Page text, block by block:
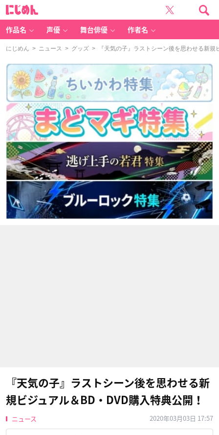
作品名 声優 舞台俳優 作者名
にじめん > ニュース > グッズ > 『天気の子』ラストシーン後を思わせる新規
『天気の子』ラストシーン後を思わせる新
規ビジュアル＆BD・DVD購入特典公開！
ニュース 2020年03月03日 17:57